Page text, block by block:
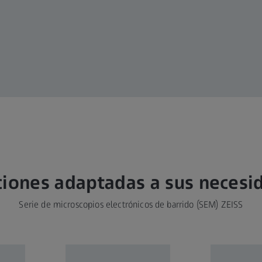
adaptadas a sus
Serie de microscopios electrónicos de barrido (SEM) ZEISS